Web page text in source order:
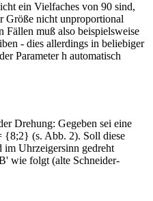
ein Vielfaches von 90 sind,
Größe nicht unproportional
Fällen muß also beispielsweise
- dies allerdings in beliebiger
Parameter h automatisch
Drehung: Gegeben sei eine
(s. Abb. 2). Soll diese
im Uhrzeigersinn gedreht
wie folgt (alte Schneider-